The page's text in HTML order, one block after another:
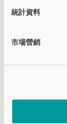
統計資料
市場營銷工作温度